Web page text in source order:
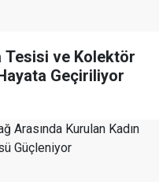
Tesisi ve Kolektör
Geçiriliyor